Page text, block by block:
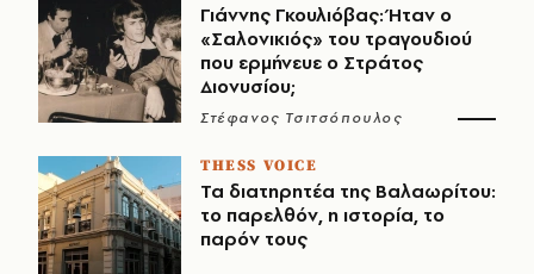
Γιάννης Γκουλιόβας: Ήταν ο
«Σαλονικιός» του τραγουδιού
που ερμήνευε ο Στράτος
Διονυσίου;
Στέφανος Τσιτσόπουλος
THESS VOICE
Τα διατηρητέα της Βαλαωρίτου:
το παρελθόν, η ιστορία, το
παρόν τους